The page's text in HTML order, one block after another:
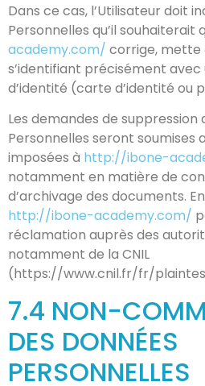
Dans ce cas, l’Utilisateur doit
Personnelles qu’il souhaiterait
academy.com/ corrige, mette
s’identifiant précisément avec
d’identité (carte d’identité ou
Les demandes de suppression
Personnelles seront soumises
imposées à http://ibone-
notamment en matière de
d’archivage des documents.
http://ibone-academy.com/
réclamation auprès des
notamment de la CNIL
(https://www.cnil.fr/fr/
7.4 NON-
DES DONNÉES
PERSONNELLES